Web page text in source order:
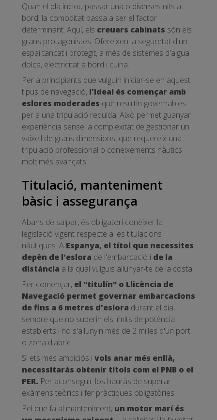
Quan el pla inclou passar una o diverses nits a
bord, la comoditat passa a ser el factor
determinant. Aquí, els creuers cabinats són els
grans protagonistes. Ofereixen la seguretat d'un
espai tancat i protegit, a més de sistemes d'aigua
dolça, electricitat a bord i cuina.
Per a principiants que vulguin iniciar-se en aquest
tipus de navegació, l'ideal és començar amb
eslores moderades que resultin governables
per a una tripulació reduïda. Això permet guanyar
experiència sense la complexitat de gestionar un
vaixell de grans dimensions, que requereix una
tripulació professional o coneixements nàutics
molt més avançats.
Titulació, manteniment
bàsic i assegurança
Abans de salpar, és obligatori conèixer la
legislació vigent respecte a les titulacions
nàutiques. A Espanya, el títol que necessites
depèn de l'eslora de l'embarcació i de la
distància a la qual vulguis allunyar-te de la costa.
Per començar, el "titulín" o Llicència de
Navegació permet governar embarcacions
de fins a 6 metres d'eslora durant el dia,
sempre que no superin els límits de potència
establerts i no s'allunyin més de 2 milles d'un port
o zona d'abric.
Si ets més ambiciós ivols anar més enllà,
necessitaràs obtenir títols com el PNB o el
PER. Per aconseguir-los hauràs de superar
exàmens teòrics i fer pràctiques obligatòries.
Pel que fa al manteniment, un motor marí és